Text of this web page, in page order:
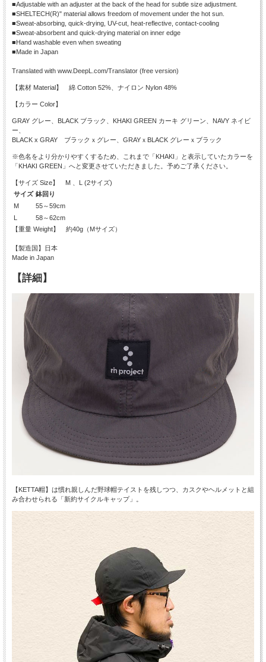
■Adjustable with an adjuster at the back of the head for subtle size adjustment.
■SHELTECH(R)" material allows freedom of movement under the hot sun.
■Sweat-absorbing, quick-drying, UV-cut, heat-reflective, contact-cooling
■Sweat-absorbent and quick-drying material on inner edge
■Hand washable even when sweating
■Made in Japan
Translated with www.DeepL.com/Translator (free version)
【素材 Material】 綿 Cotton 52%、ナイロン Nylon 48%
【カラー Color】
GRAY グレー、BLACK ブラック、KHAKI GREEN カーキ グリーン、NAVY ネイビ
ー、
BLACK x GRAY ブラックｘグレー、GRAYｘBLACK グレーｘブラック
※色名をより分かりやすくするため、これまで「KHAKI」と表示していたカラーを
「KHAKI GREEN」へと変更させていただきました。予めご了承ください。
【サイズ Size】 M 、L (2サイズ)
サイズ 鉢回り
M
55～59cm
L
58～62cm
【重量 Weight】 約40g（Mサイズ）
【製造国】日本
Made in Japan
【詳細】
【KETTA帽】は慣れ親しんだ野球帽テイストを残しつつ、カスクやヘルメットと組
み合わせられる「新約サイクルキャップ」